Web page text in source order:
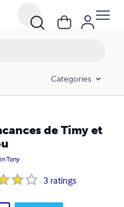
Categories
de Timy et
Tony
3 ratings